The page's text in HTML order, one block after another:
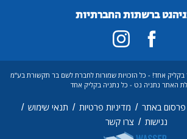
ברשתות החברתיות
בקליק אחד! - כל הזכויות שמורות לחברת לשם בר תקשורת בע"מ
האתר נתניה נט - כל נתניה בקליק אחד
פרסום באתר / מדיניות פרטיות / תנאי שימוש /
נגישות / צרו קשר